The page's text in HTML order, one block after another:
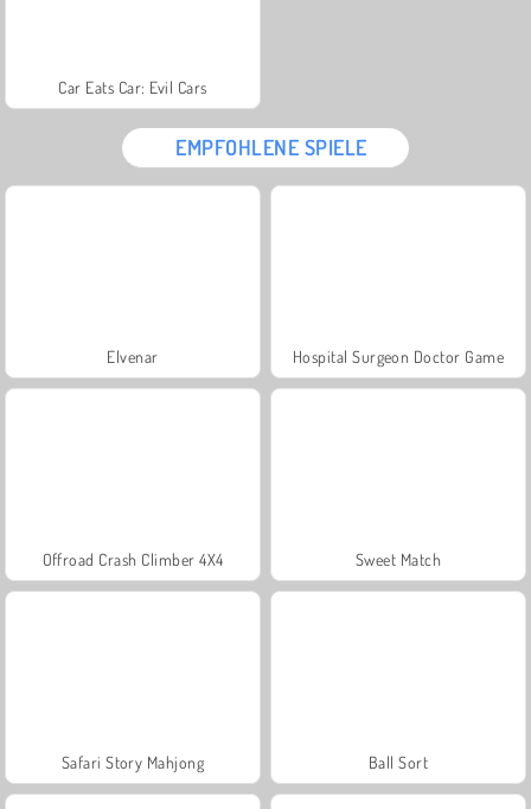
Car Eats Car: Evil Cars
EMPFOHLENE SPIELE
Elvenar Hospital Surgeon Doctor Game
Offroad Crash Climber 4X4 Sweet Match
Safari Story Mahjong Ball Sort